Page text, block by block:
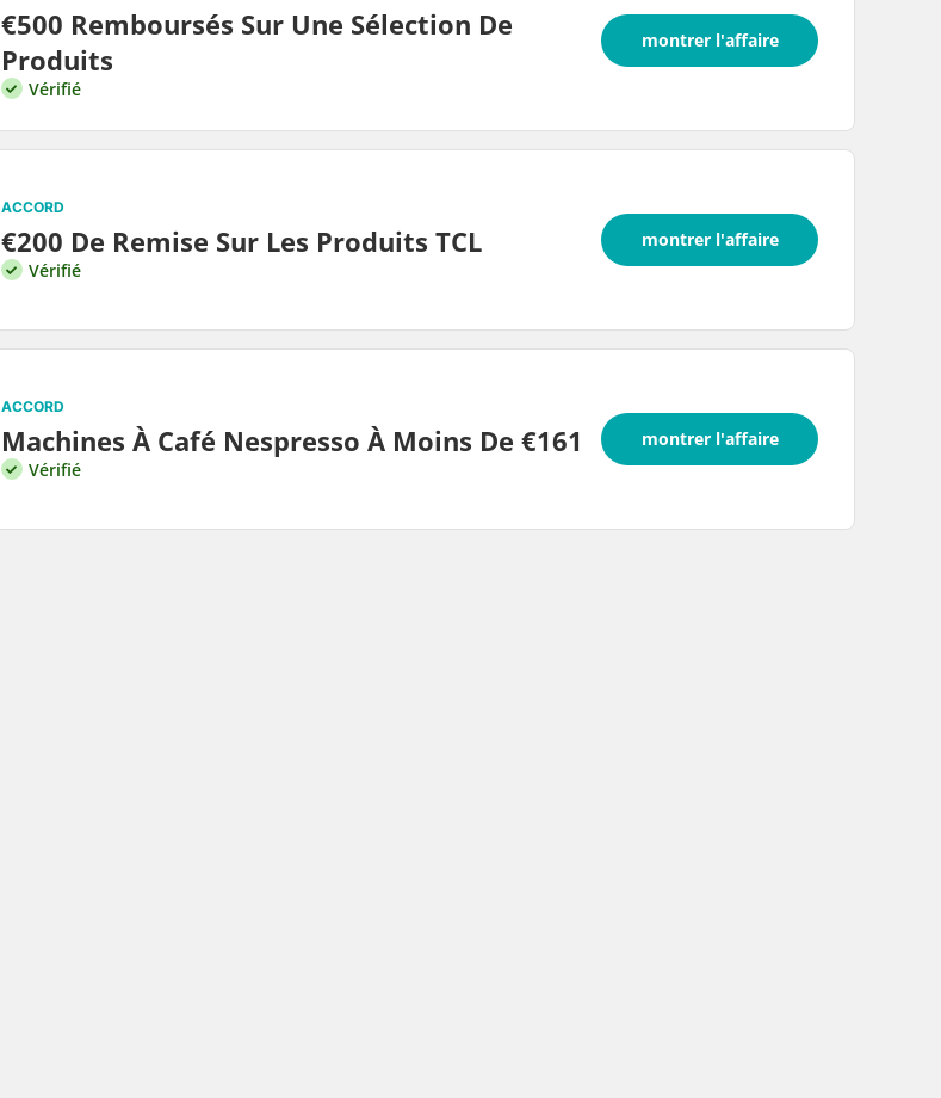
€500 Remboursés Sur Une Sélection De
Produits
Vérifié
montrer l'affaire
ACCORD
€200 De Remise Sur Les Produits TCL
Vérifié
montrer l'affaire
ACCORD
Machines À Café Nespresso À Moins De €161
Vérifié
montrer l'affaire